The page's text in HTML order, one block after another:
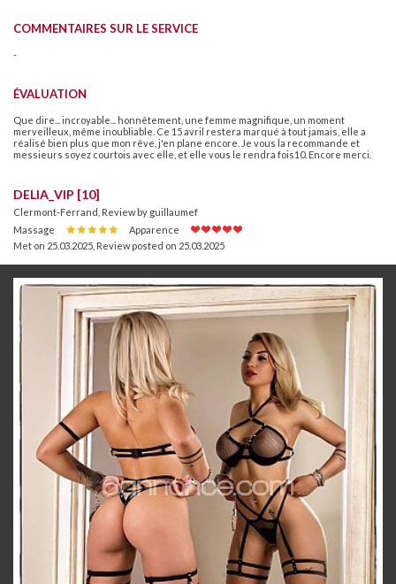
COMMENTAIRES SUR LE SERVICE
-
ÉVALUATION
Que dire... incroyable... honnêtement, une femme magnifique, un moment
merveilleux, même inoubliable. Ce 15 avril restera marqué à tout jamais, elle a
réalisé bien plus que mon rêve, j'en plane encore. Je vous la recommande et
messieurs soyez courtois avec elle, et elle vous le rendra fois10. Encore merci.
DELIA_VIP [10]
Clermont-Ferrand, Review by guillaumef
Massage
Apparence
Met on 25.03.2025 Review posted on 25.03.2025